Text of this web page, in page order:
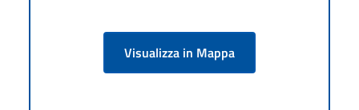
Visualizza in Mappa